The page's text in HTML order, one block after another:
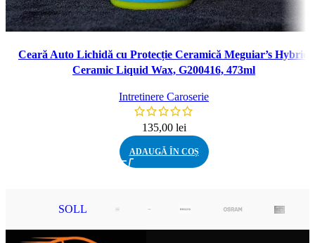
Ceară Auto Lichidă cu Protecție Ceramică Meguiar’s Hybrid
Ceramic Liquid Wax, G200416, 473ml
Intretinere Caroserie
135,00 lei
ADAUGĂ ÎN COȘ
SOLL